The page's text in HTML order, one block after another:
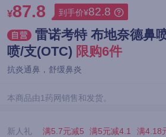
¥87.8 到手价¥82.8
雷诺考特 布地奈德鼻
喷/支(OTC) 限购6件
抗炎通鼻，舒缓鼻炎
本商品由1药网销售和发货。
新人礼 满5.7元减5 满5元减4.1 满4.18